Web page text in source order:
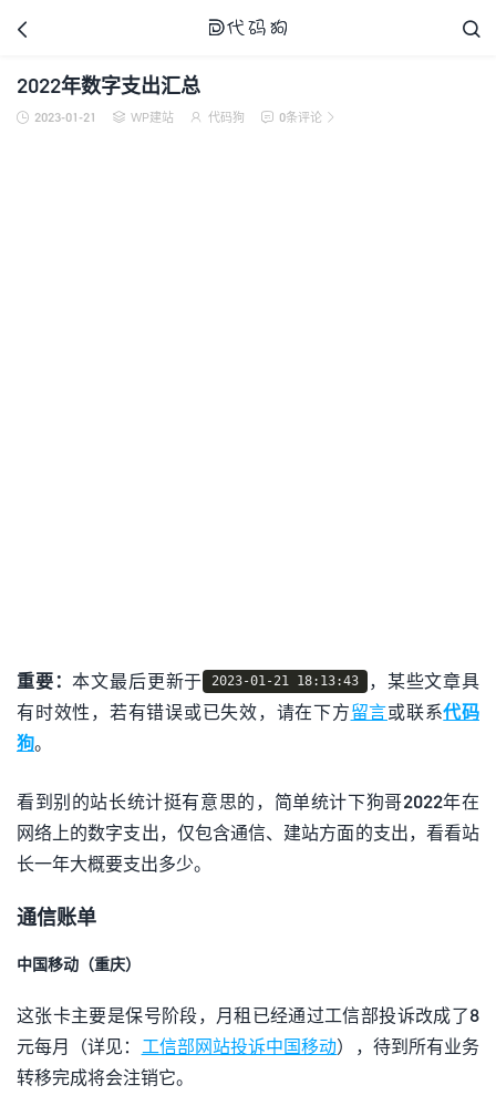

 
2022年数字支出汇总
 2023-01-21  WP建站  代码狗  0条评论 
重要：本文最后更新于 2023-01-21 18:13:43
，某些文章具
有时效性，若有错误或已失效，请在下方留言或联系代码
狗。
看到别的站长统计挺有意思的，简单统计下狗哥2022年在
网络上的数字支出，仅包含通信、建站方面的支出，看看站
长一年大概要支出多少。
通信账单
中国移动（重庆）
这张卡主要是保号阶段，月租已经通过工信部投诉改成了8
元每月（详见： 工信部网站投诉中国移动），待到所有业务
转移完成将会注销它。